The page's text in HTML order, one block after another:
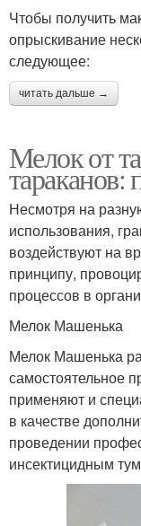
Чтобы получить
опрыскивание
следующее:
читать дальше →
Мелок от
тараканов:
Несмотря на
использования,
воздействуют на
принципу,
процессов в
Мелок Машенька
Мелок Машенька
самостоятельное
применяют и
в качестве
проведении
инсектицидным